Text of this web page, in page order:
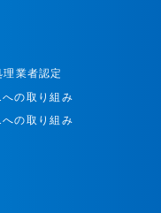
業者認定
の取り組み
の取り組み